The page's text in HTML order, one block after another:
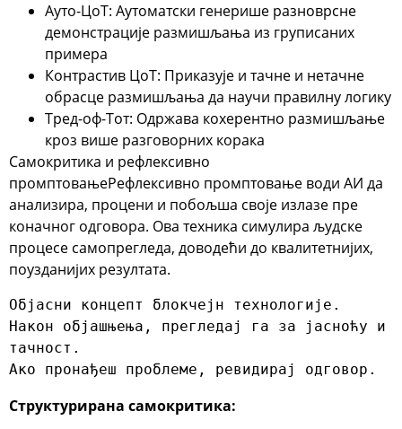
Ауто-ЦоТ: Аутоматски генерише разноврсне
демонстрације размишљања из груписаних
примера
Контрастив ЦоТ: Приказује и тачне и нетачне
обрасце размишљања да научи правилну логику
Тред-оф-Тот: Одржава кохерентно размишљање
кроз више разговорних корака
Самокритика и рефлексивно
промптовањеРефлексивно промптовање води АИ да
анализира, процени и побољша своје излазе пре
коначног одговора. Ова техника симулира људске
процесе самопрегледа, доводећи до квалитетнијих,
поузданијих резултата.
Објасни концепт блокчејн технологије.
Након објашњења, прегледај га за јасноћу и
тачност.
Ако пронађеш проблеме, ревидирај одговор.
Структурирана самокритика: